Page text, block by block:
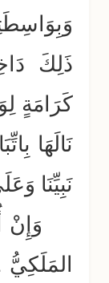
ذَلِكَ
كَرَامَةٍ
نَالَهَا
نَبِيِّنَا
وَإِنْ